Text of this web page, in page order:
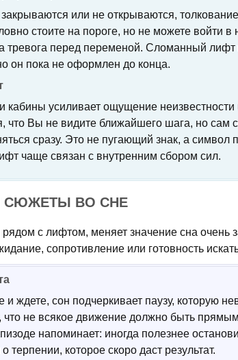
или не открываются,
стоите на пороге, но не можете войти
тревога перед переменой. Сломанный лифт
он пока не оформлен до конца.
кабины усиливает ощущение
что Вы не видите ближайшего шага, но сам
сразу. Это не пугающий знак, а символ
чаще связан с внутренним сбором сил.
СЮЖЕТЫ ВО СНЕ
с лифтом, меняет значение сна очень
сопротивление или готовность
и ждете, сон подчеркивает паузу, которую
что не всякое движение должно быть
напоминает: иногда полезнее
терпении, которое скоро даст результат.